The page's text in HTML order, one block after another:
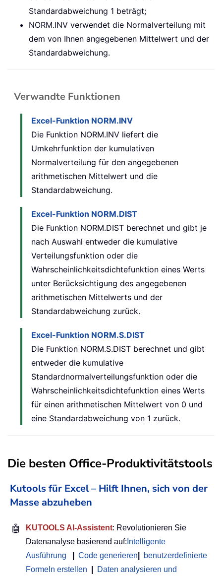
Standardabweichung 1 beträgt;
NORM.INV verwendet die Normalverteilung mit
dem von Ihnen angegebenen Mittelwert und der
Standardabweichung.
Verwandte Funktionen
Excel-Funktion NORM.INV
Die Funktion NORM.INV liefert die
Umkehrfunktion der kumulativen
Normalverteilung für den angegebenen
arithmetischen Mittelwert und die
Standardabweichung.
Excel-Funktion NORM.DIST
Die Funktion NORM.DIST berechnet und gibt je
nach Auswahl entweder die kumulative
Verteilungsfunktion oder die
Wahrscheinlichkeitsdichtefunktion eines Werts
unter Berücksichtigung des angegebenen
arithmetischen Mittelwerts und der
Standardabweichung zurück.
Excel-Funktion NORM.S.DIST
Die Funktion NORM.S.DIST berechnet und gibt
entweder die kumulative
Standardnormalverteilungsfunktion oder die
Wahrscheinlichkeitsdichtefunktion eines Werts
für einen arithmetischen Mittelwert von 0 und
eine Standardabweichung von 1 zurück.
Die besten Office-Produktivitätstools
Kutools für Excel – Hilft Ihnen, sich von der
Masse abzuheben
🤖 KUTOOLS AI-Assistent: Revolutionieren Sie
Datenanalyse basierend auf: Intelligente
Ausführung
Code generieren
benutzerdefinierte
Formeln erstellen
Daten analysieren und